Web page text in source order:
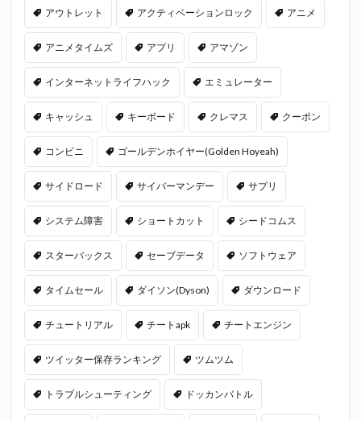
アウトレット アクティベーションロック アニメ
アニメタイムズ アプリ アマゾン
インターネットライフハック エミュレーター
キャッシュ キーボード クレマス クーポン
コンビニ ゴールデンホイヤー(Golden Hoyeah)
サイドロード サイバーマンデー サプリ
システム障害 ショートカット シードコムス
スターバックス セーブデータ ソフトウェア
タイムセール ダイソン(Dyson) ダウンロード
チュートリアル チートapk チートエンジン
ツイッター保存ランキング ツムツム
トラブルシューティング ドッカンバトル